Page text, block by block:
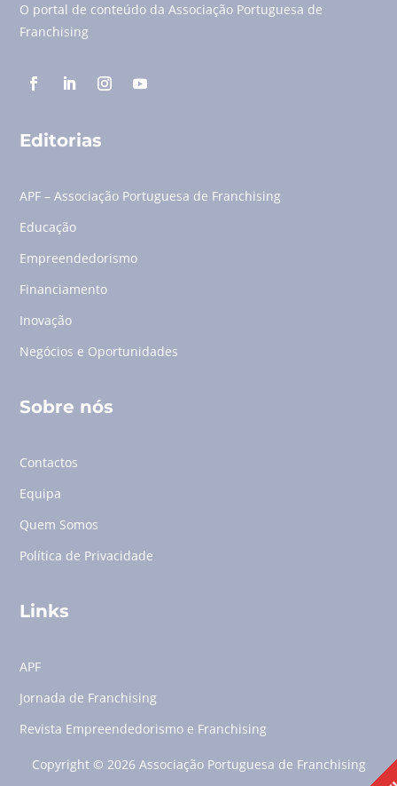
O portal de conteúdo da Associação Portuguesa de
Franchising
Editorias
APF – Associação Portuguesa de Franchising
Educação
Empreendedorismo
Financiamento
Inovação
Negócios e Oportunidades
Sobre nós
Contactos
Equipa
Quem Somos
Política de Privacidade
Links
APF
Jornada de Franchising
Revista Empreendedorismo e Franchising
Copyright © 2026 Associação Portuguesa de Franchising